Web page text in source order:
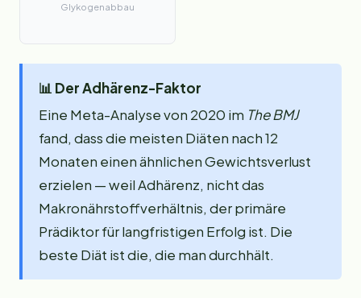
Glykogenabbau
📊 Der Adhärenz-Faktor
Eine Meta-Analyse von 2020 im The BMJ
fand, dass die meisten Diäten nach 12
Monaten einen ähnlichen Gewichtsverlust
erzielen — weil Adhärenz, nicht das
Makronährstoffverhältnis, der primäre
Prädiktor für langfristigen Erfolg ist. Die
beste Diät ist die, die man durchhält.